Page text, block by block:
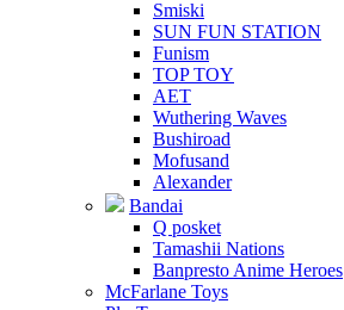
Smiski
SUN FUN STATION
Funism
TOP TOY
AET
Wuthering Waves
Bushiroad
Mofusand
Alexander
Bandai
Q posket
Tamashii Nations
Banpresto Anime Heroes
McFarlane Toys